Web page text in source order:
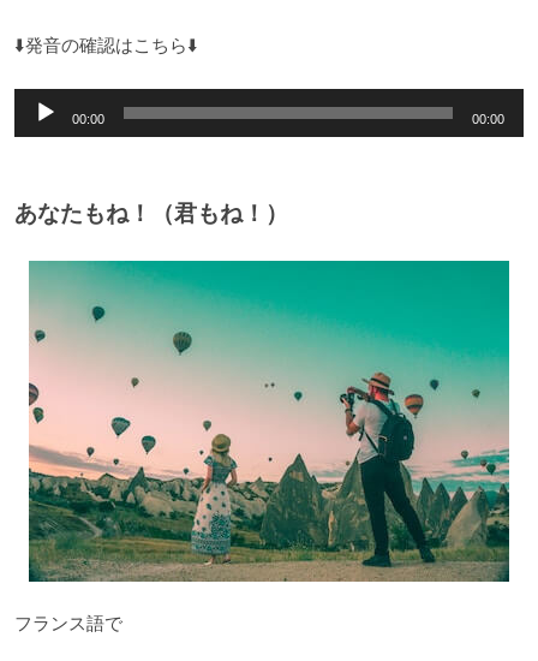
⬇️発音の確認はこちら⬇️
声
レ
ヤ
ー
00:00 00:00
あなたもね！（君もね！）
フランス語で